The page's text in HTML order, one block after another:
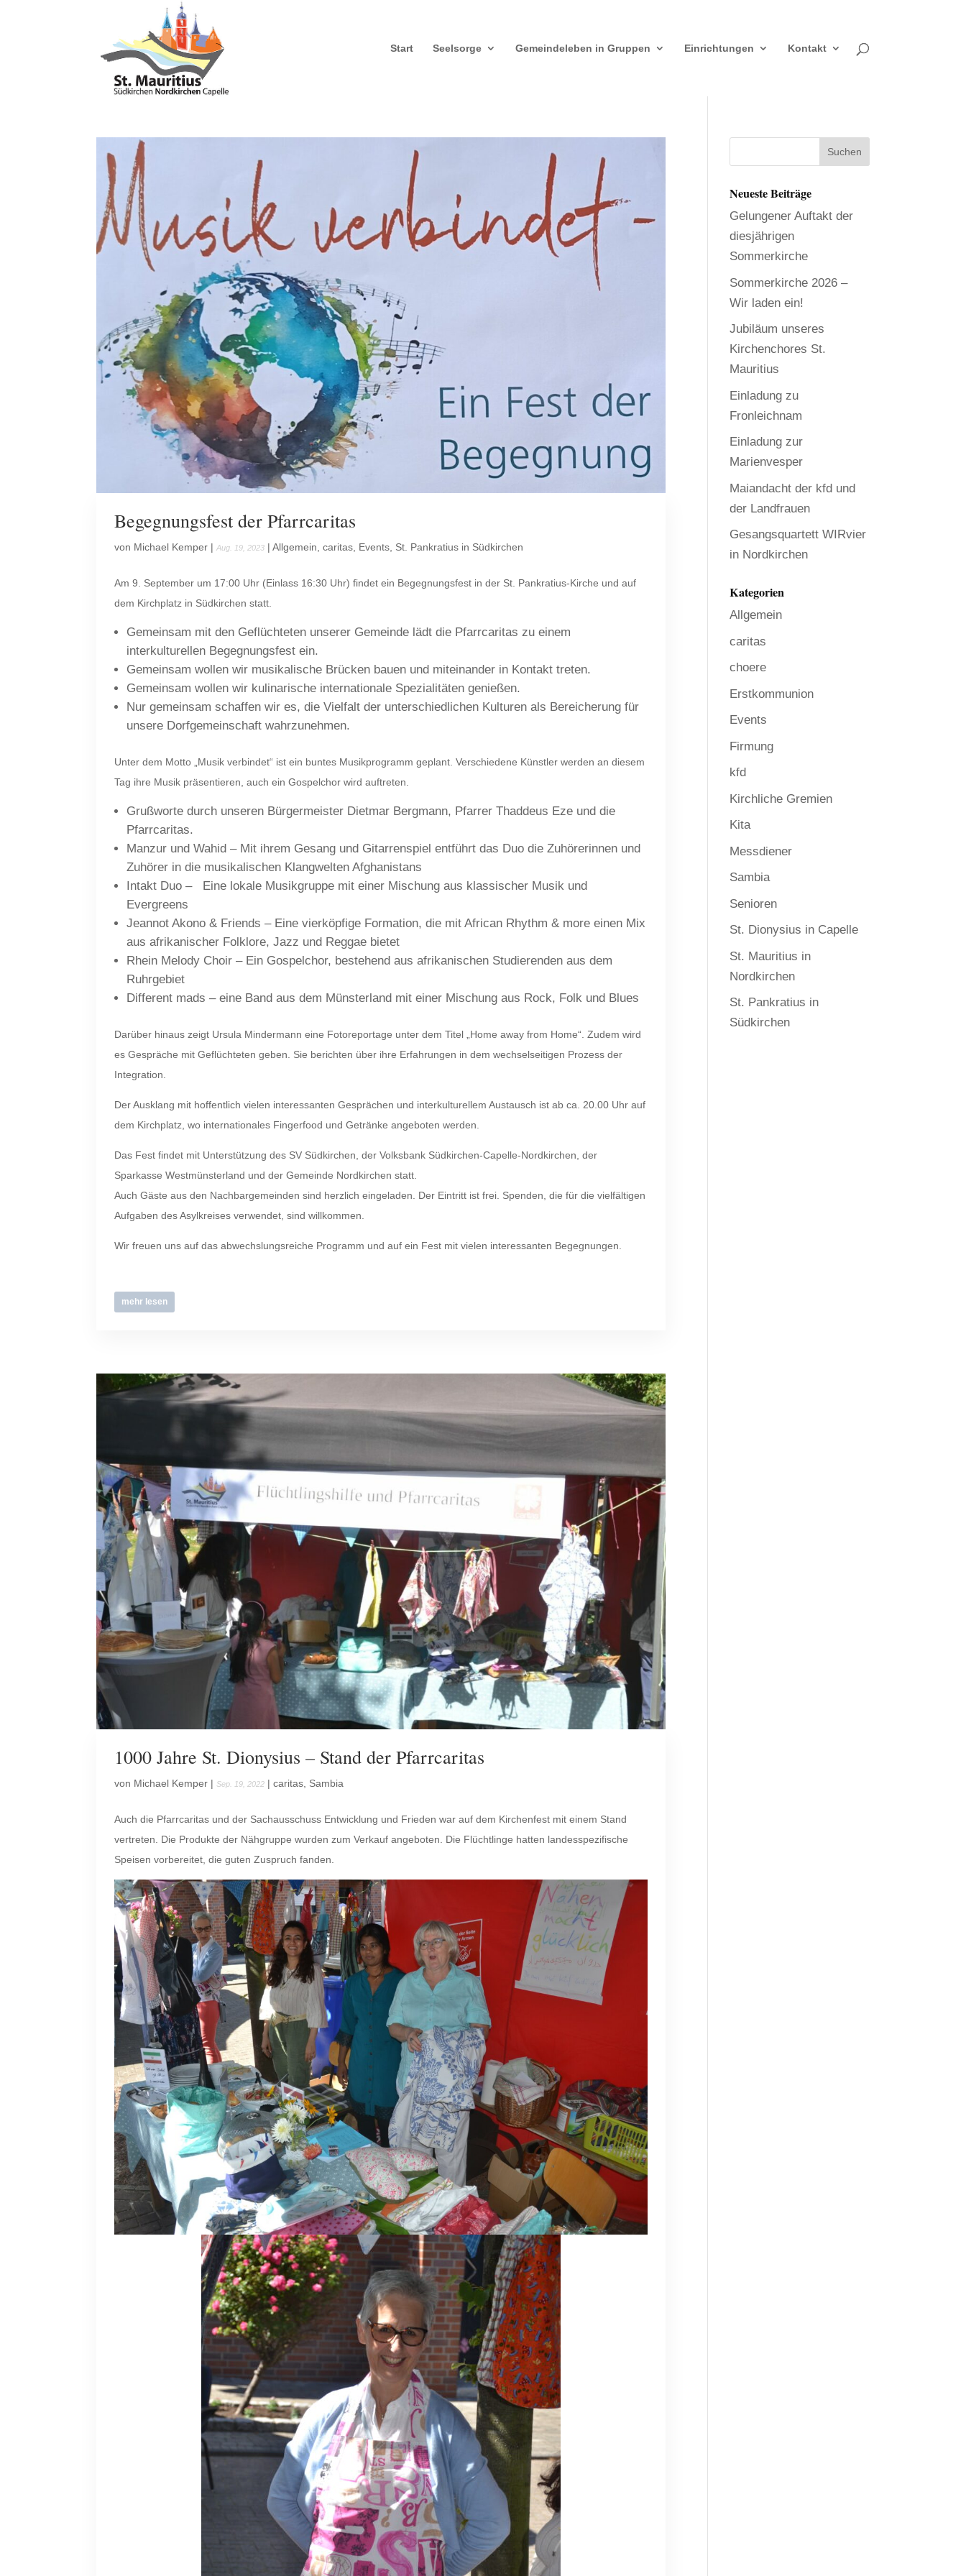
Start Seelsorge Gemeindeleben in Gruppen Einrichtungen Kontakt
Begegnungsfest der Pfarrcaritas
von Michael Kemper |Aug. 19, 2023 |Allgemein ,caritas Events St. Pankratius in Südkirchen
Am 9. September um 17:00 Uhr (Einlass 16:30 Uhr) findet ein Begegnungsfest in der St. Pankratius-Kirche und auf
dem Kirchplatz in Südkirchen statt.
Gemeinsam mit den Geflüchteten unserer Gemeinde lädt die Pfarrcaritas zu einem
interkulturellen Begegnungsfest ein.
Gemeinsam wollen wir musikalische Brücken bauen und miteinander in Kontakt treten.
Gemeinsam wollen wir kulinarische internationale Spezialitäten genießen.
Nur gemeinsam schaffen wir es, die Vielfalt der unterschiedlichen Kulturen als Bereicherung für
unsere Dorfgemeinschaft wahrzunehmen.
Unter dem Motto „Musik verbindet“ ist ein buntes Musikprogramm geplant. Verschiedene Künstler werden an diesem
Tag ihre Musik präsentieren, auch ein Gospelchor wird auftreten.
Grußworte durch unseren Bürgermeister Dietmar Bergmann, Pfarrer Thaddeus Eze und die
Pfarrcaritas.
Manzur und Wahid – Mit ihrem Gesang und Gitarrenspiel entführt das Duo die Zuhörerinnen und
Zuhörer in die musikalischen Klangwelten Afghanistans
Intakt Duo – Eine lokale Musikgruppe mit einer Mischung aus klassischer Musik und
Evergreens
Jeannot Akono & Friends – Eine vierköpfige Formation, die mit African Rhythm & more einen Mix
aus afrikanischer Folklore, Jazz und Reggae bietet
Rhein Melody Choir – Ein Gospelchor, bestehend aus afrikanischen Studierenden aus dem
Ruhrgebiet
Different mads – eine Band aus dem Münsterland mit einer Mischung aus Rock, Folk und Blues
Darüber hinaus zeigt Ursula Mindermann eine Fotoreportage unter dem Titel „Home away from Home“. Zudem wird
es Gespräche mit Geflüchteten geben. Sie berichten über ihre Erfahrungen in dem wechselseitigen Prozess der
Integration.
Der Ausklang mit hoffentlich vielen interessanten Gesprächen und interkulturellem Austausch ist ab ca. 20.00 Uhr auf
dem Kirchplatz, wo internationales Fingerfood und Getränke angeboten werden.
Das Fest findet mit Unterstützung des SV Südkirchen, der Volksbank Südkirchen-Capelle-Nordkirchen, der
Sparkasse Westmünsterland und der Gemeinde Nordkirchen statt.
Auch Gäste aus den Nachbargemeinden sind herzlich eingeladen. Der Eintritt ist frei. Spenden, die für die vielfältigen
Aufgaben des Asylkreises verwendet, sind willkommen.
Wir freuen uns auf das abwechslungsreiche Programm und auf ein Fest mit vielen interessanten Begegnungen.
mehr lesen
1000 Jahre St. Dionysius – Stand der Pfarrcaritas
von Michael Kemper |Sep. 19, 2022 |caritas Sambia
Auch die Pfarrcaritas und der Sachausschuss Entwicklung und Frieden war auf dem Kirchenfest mit einem Stand
vertreten. Die Produkte der Nähgruppe wurden zum Verkauf angeboten. Die Flüchtlinge hatten landesspezifische
Speisen vorbereitet, die guten Zuspruch fanden.
Neueste Beiträge
Gelungener Auftakt der
diesjährigen
Sommerkirche
Sommerkirche 2026 –
Wir laden ein!
Jubiläum unseres
Kirchenchores St.
Mauritius
Einladung zu
Fronleichnam
Einladung zur
Marienvesper
Maiandacht der kfd und
der Landfrauen
Gesangsquartett WIRvier
in Nordkirchen
Kategorien
Allgemein
caritas
choere
Erstkommunion
Events
Firmung
kfd
Kirchliche Gremien
Kita
Messdiener
Sambia
Senioren
St. Dionysius in Capelle
St. Mauritius in
Nordkirchen
St. Pankratius in
Südkirchen